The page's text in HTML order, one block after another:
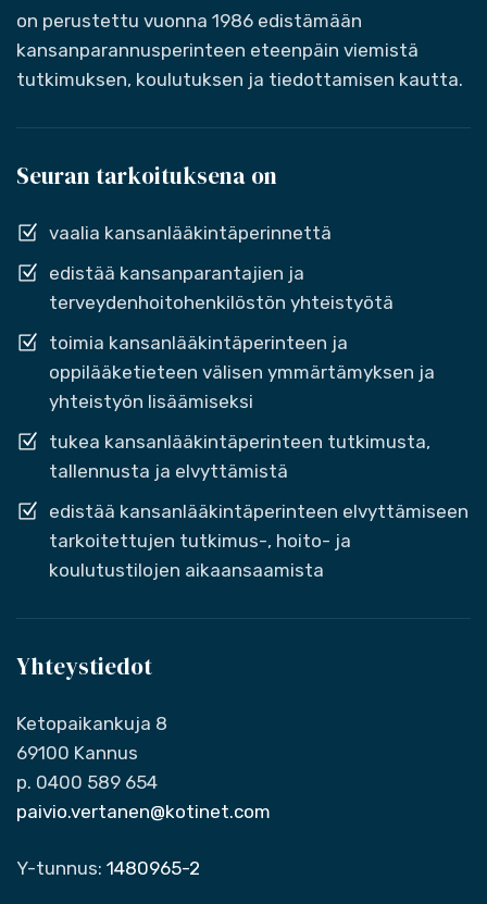
on perustettu vuonna 1986 edistämään
kansanparannusperinteen eteenpäin viemistä
tutkimuksen, koulutuksen ja tiedottamisen kautta.
Seuran tarkoituksena on
vaalia kansanlääkintäperinnettä
edistää kansanparantajien ja
terveydenhoitohenkilöstön yhteistyötä
toimia kansanlääkintäperinteen ja
oppilääketieteen välisen ymmärtämyksen ja
yhteistyön lisäämiseksi
tukea kansanlääkintäperinteen tutkimusta,
tallennusta ja elvyttämistä
edistää kansanlääkintäperinteen elvyttämiseen
tarkoitettujen tutkimus-, hoito- ja
koulutustilojen aikaansaamista
Yhteystiedot
Ketopaikankuja 8
69100 Kannus
p. 0400 589 654
paivio.vertanen@kotinet.com
Y-tunnus: 1480965-2